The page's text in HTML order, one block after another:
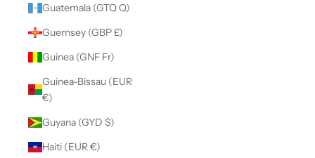
Guatemala (GTQ Q)
Guernsey (GBP £)
Guinea (GNF Fr)
Guinea-Bissau (EUR
€)
Guyana (GYD $)
Haiti (EUR €)